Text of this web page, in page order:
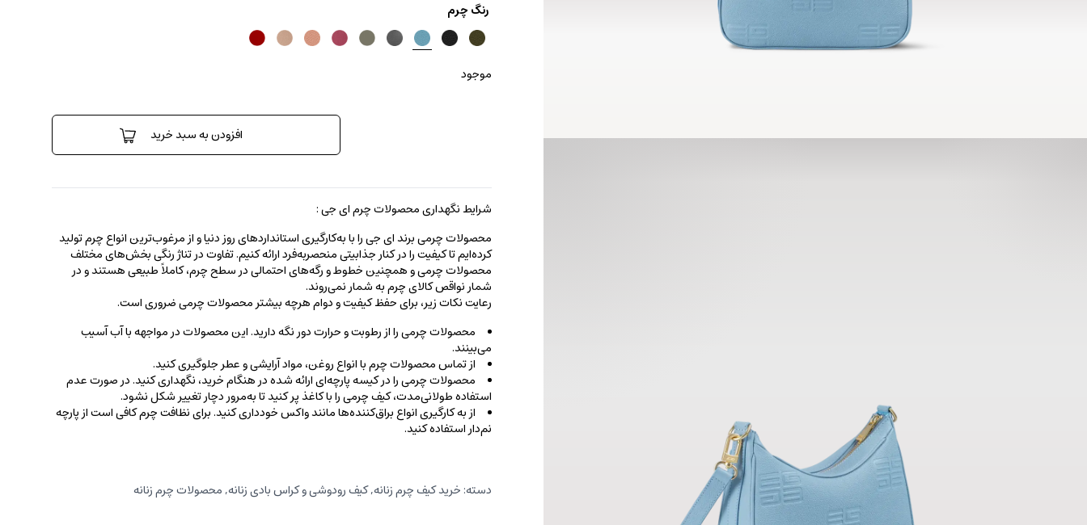
رنگ چرم
موجود
عدد
افزودن به سبد خرید
شرایط نگهداری محصولات چرم ای جی :
محصولات چرمی برند ای جی را با به‌کارگیری استانداردهای روز دنیا و از مرغوب‌ترین انواع چرم تولید
کرده‌ایم تا کیفیت را در کنار جذابیتی منحصربه‌فرد ارائه کنیم. تفاوت در تناژ رنگی بخش‌های مختلف
محصولات چرمی و همچنین خطوط و رگه‌‌های احتمالی در سطح چرم، کاملاً طبیعی هستند و در
شمار نواقص کالای چرم به شمار نمی‌روند.
رعایت نکات زیر، برای حفظ کیفیت و دوام هرچه بیشتر محصولات چرمی ضروری است.
محصولات چرمی را از رطوبت و حرارت دور نگه دارید. این محصولات در مواجهه با آب آسیب
می‌بینند.
از تماس محصولات چرم با انواع روغن‌، مواد آرایشی و عطر جلوگیری کنید.
محصولات چرمی را در کیسه‌ پارچه‌ای ارائه شده در هنگام خرید، ‌نگهداری کنید. در صورت عدم
استفاده طولانی‌مدت، کیف‌ چرمی را با کاغذ پر کنید تا به‌مرور دچار تغییر شکل نشود.
از به کارگیری انواع براق‌کننده‌ها مانند واکس خودداری کنید. برای نظافت چرم کافی است از پارچه‌
نم‌دار استفاده کنید.
دسته: خرید کیف چرم زنانه,کیف رودوشی و کراس بادی زنانه,محصولات چرم زنانه